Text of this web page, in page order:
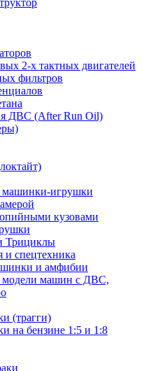
2-х тактных двигателей
фильтров
ДВС (After Run Oil)
машинки-игрушки
кузовами
Трициклы
и спецтехника
и амфибии
модели машин с ДВС,
(трагги)
на бензине 1:5 и 1:8